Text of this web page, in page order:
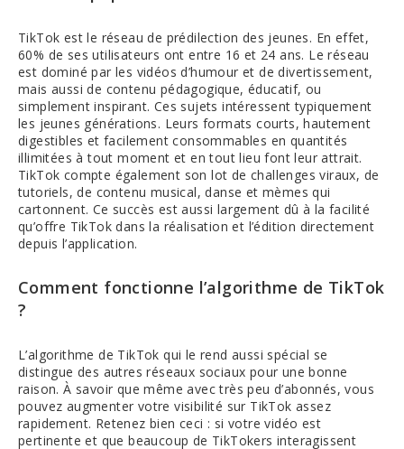
TikTok est le réseau de prédilection des jeunes. En effet,
60% de ses utilisateurs ont entre 16 et 24 ans. Le réseau
est dominé par les vidéos d’humour et de divertissement,
mais aussi de contenu pédagogique, éducatif, ou
simplement inspirant. Ces sujets intéressent typiquement
les jeunes générations. Leurs formats courts, hautement
digestibles et facilement consommables en quantités
illimitées à tout moment et en tout lieu font leur attrait.
TikTok compte également son lot de challenges viraux, de
tutoriels, de contenu musical, danse et mèmes qui
cartonnent. Ce succès est aussi largement dû à la facilité
qu’offre TikTok dans la réalisation et l’édition directement
depuis l’application.
Comment fonctionne l’algorithme de TikTok
?
L’algorithme de TikTok qui le rend aussi spécial se
distingue des autres réseaux sociaux pour une bonne
raison. À savoir que même avec très peu d’abonnés, vous
pouvez augmenter votre visibilité sur TikTok assez
rapidement. Retenez bien ceci : si votre vidéo est
pertinente et que beaucoup de TikTokers interagissent